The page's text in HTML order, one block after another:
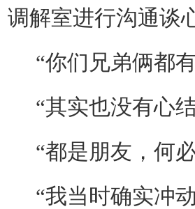
调解室进行沟通谈
“你们兄弟俩都
“其实也没有心
“都是朋友，何
“我当时确实冲